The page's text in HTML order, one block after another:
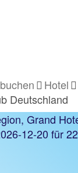
Hotel
Deutschland